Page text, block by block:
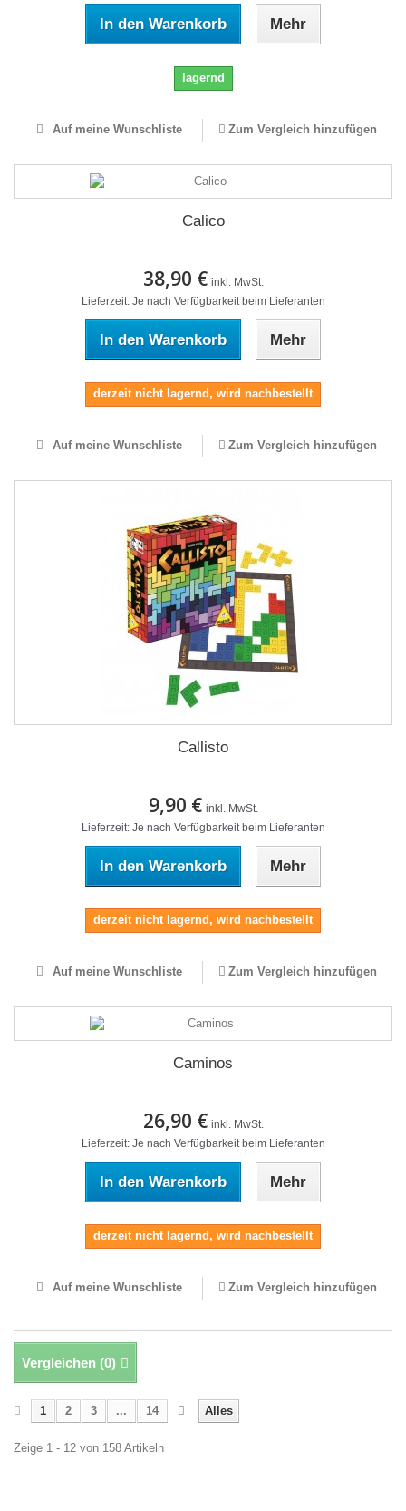
In den Warenkorb Mehr
lagernd
Auf meine Wunschliste Zum Vergleich hinzufügen
Calico
38,90 € inkl. MwSt.
Lieferzeit: Je nach Verfügbarkeit beim Lieferanten
In den Warenkorb Mehr
derzeit nicht lagernd, wird nachbestellt
Auf meine Wunschliste Zum Vergleich hinzufügen
Callisto
9,90 € inkl. MwSt.
Lieferzeit: Je nach Verfügbarkeit beim Lieferanten
In den Warenkorb Mehr
derzeit nicht lagernd, wird nachbestellt
Auf meine Wunschliste Zum Vergleich hinzufügen
Caminos
26,90 € inkl. MwSt.
Lieferzeit: Je nach Verfügbarkeit beim Lieferanten
In den Warenkorb Mehr
derzeit nicht lagernd, wird nachbestellt
Auf meine Wunschliste Zum Vergleich hinzufügen
Vergleichen (0)
Alles
1 2 3 ... 14
Zeige 1 - 12 von 158 Artikeln